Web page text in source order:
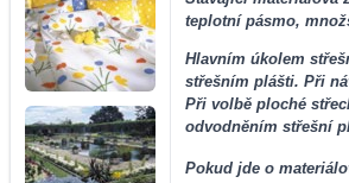
teplotní pásmo,
Hlavním úkolem
střešním plášti. Při
Při volbě ploché
odvodněním střešní
Pokud jde o